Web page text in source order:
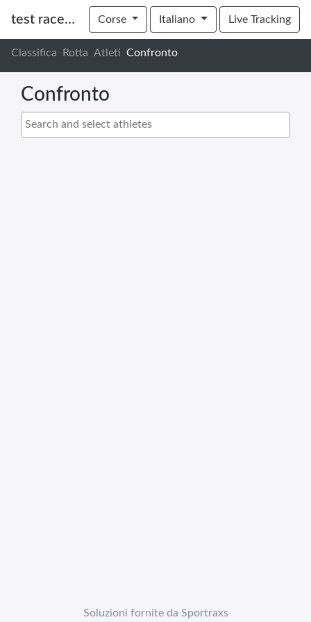
test race uctv Corse Italiano Live Tracking
Classifica Rotta Atleti Confronto
Confronto
Soluzioni fornite da Sportraxs